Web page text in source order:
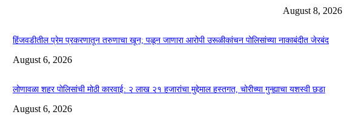
August 8, 2026
हिंजवडीतील प्रेम प्रकरणातून तरुणाचा खून; पळून जाणारा आरोपी उरूळीकांचन पोलिसांच्या नाकाबंदीत जेरबंद
August 6, 2026
लोणावळा शहर पोलिसांची मोठी कारवाई: २ लाख २१ हजारांचा मुद्देमाल हस्तगत, चोरीच्या गुन्ह्याचा यशस्वी छडा
August 6, 2026